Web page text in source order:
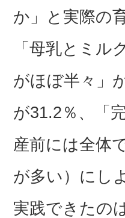
か」と実際の
「母乳とミ
がほぼ半々」
が31.2％、「
産前には全体
が多い）にし
実践できたの